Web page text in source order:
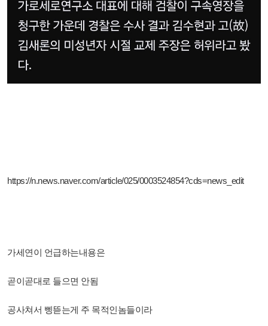
https://n.news.naver.com/article/025/0003524854?cds=news_edit
가세연이 언급하는내용은
곧이곧대로 들으면 안됨
공사쳐서 삥뜯는게 주 목적인놈들이라